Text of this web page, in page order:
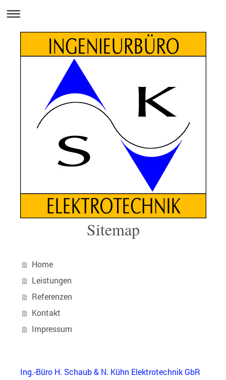
Sitemap
Home
Leistungen
Referenzen
Kontakt
Impressum
Ing.-Büro H. Schaub & N. Kühn Elektrotechnik GbR